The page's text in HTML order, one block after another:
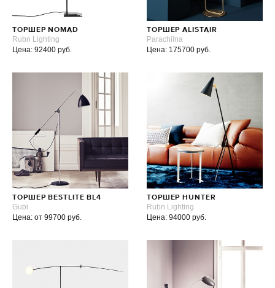
ТОРШЕР NOMAD
Rubn Lighting
Цена: 92400 руб.
ТОРШЕР ALISTAIR
Parachilna
Цена: 175700 руб.
ТОРШЕР BESTLITE BL4
Gubi
Цена: от 99700 руб.
ТОРШЕР HUNTER
Rubn Lighting
Цена: 94000 руб.